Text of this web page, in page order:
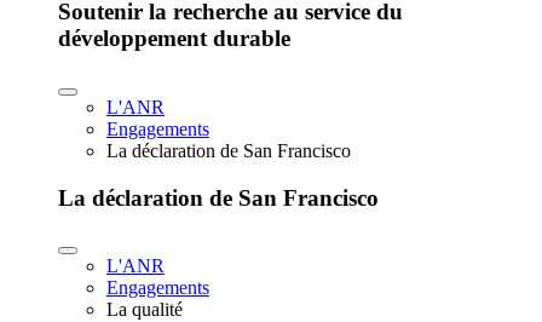
Soutenir la recherche au service du
développement durable
L'ANR
Engagements
La déclaration de San Francisco
La déclaration de San Francisco
L'ANR
Engagements
La qualité